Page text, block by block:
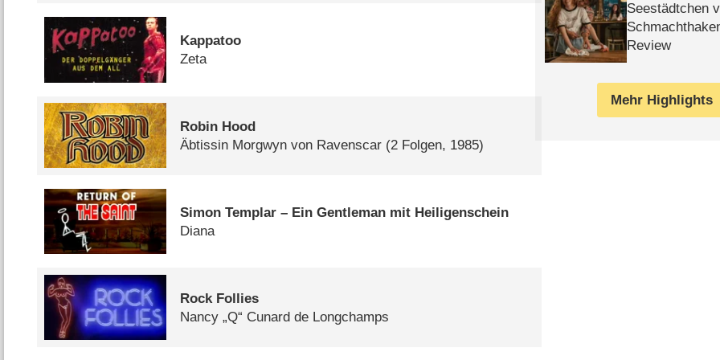
Kappatoo
Zeta
Robin Hood
Äbtissin Morgwyn von Ravenscar (2 Folgen, 1985)
Simon Templar – Ein Gentleman mit Heiligenschein
Diana
Rock Follies
Nancy „Q“ Cunard de Longchamps
Seestädtchen
Review
Mehr Highlights